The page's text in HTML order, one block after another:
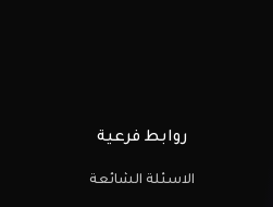
روابط فرعية
الاسئلة الشائعة